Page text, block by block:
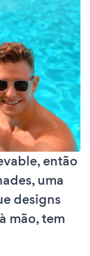
então
uma
designs
mão, tem